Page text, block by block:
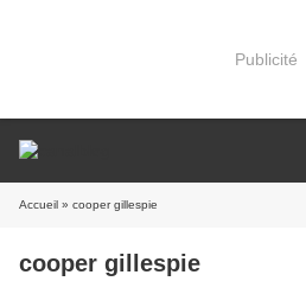
Publicité
Accueil » cooper gillespie
cooper gillespie